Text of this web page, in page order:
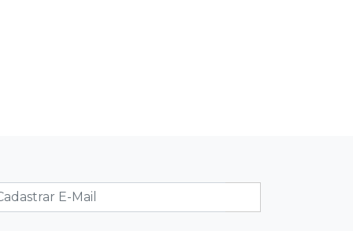
Federação convoca clubes para
definir formato e regras da Copa MS